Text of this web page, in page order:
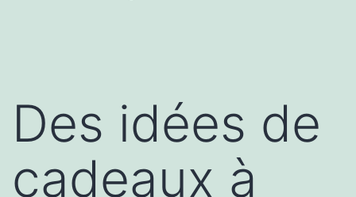
Des idées de
cadeaux à